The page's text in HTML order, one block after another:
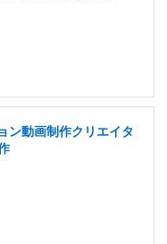
ン動画制作クリエイタ